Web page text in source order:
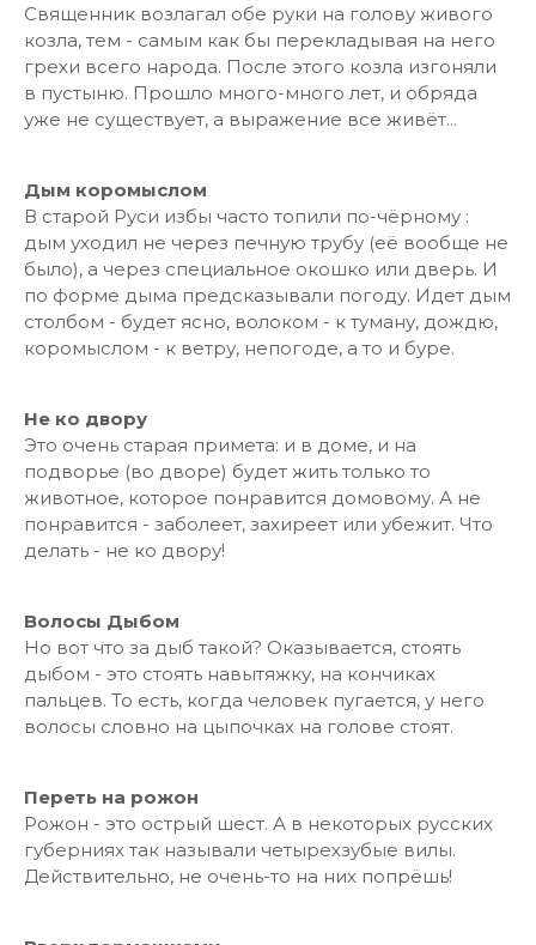
Священник возлагал обе руки на голову живого
козла, тем - самым как бы перекладывая на него
грехи всего народа. После этого козла изгоняли
в пустыню. Прошло много-много лет, и обряда
уже не существует, а выражение все живёт...
Дым коромыслом
В старой Руси избы часто топили по-чёрному :
дым уходил не через печную трубу (её вообще не
было), а через специальное окошко или дверь. И
по форме дыма предсказывали погоду. Идет дым
столбом - будет ясно, волоком - к туману, дождю,
коромыслом - к ветру, непогоде, а то и буре.
Не ко двору
Это очень старая примета: и в доме, и на
подворье (во дворе) будет жить только то
животное, которое понравится домовому. А не
понравится - заболеет, захиреет или убежит. Что
делать - не ко двору!
Волосы Дыбом
Но вот что за дыб такой? Оказывается, стоять
дыбом - это стоять навытяжку, на кончиках
пальцев. То есть, когда человек пугается, у него
волосы словно на цыпочках на голове стоят.
Переть на рожон
Рожон - это острый шест. А в некоторых русских
губерниях так называли четырехзубые вилы.
Действительно, не очень-то на них попрёшь!